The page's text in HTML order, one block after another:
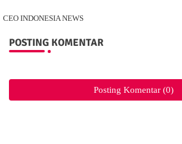
CEO INDONESIA NEWS
POSTING KOMENTAR
Posting Komentar (0)